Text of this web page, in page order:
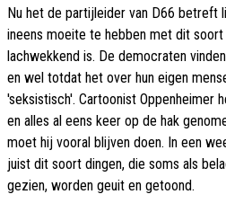
Nu het de partijleider van D66 betreft
ineens moeite te hebben met dit
lachwekkend is. De democraten
en wel totdat het over hun eigen
'seksistisch'. Cartoonist Oppenheimer
en alles al eens keer op de hak
moet hij vooral blijven doen. In een
juist dit soort dingen, die soms als
gezien, worden geuit en getoond.